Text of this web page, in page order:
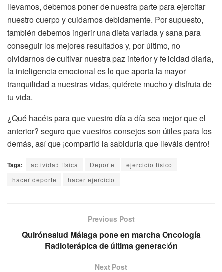
llevamos, debemos poner de nuestra parte para ejercitar
nuestro cuerpo y cuidarnos debidamente. Por supuesto,
también debemos ingerir una dieta variada y sana para
conseguir los mejores resultados y, por último, no
olvidarnos de cultivar nuestra paz interior y felicidad diaria,
la inteligencia emocional es lo que aporta la mayor
tranquilidad a nuestras vidas, quiérete mucho y disfruta de
tu vida.
¿Qué hacéis para que vuestro día a día sea mejor que el
anterior? seguro que vuestros consejos son útiles para los
demás, así que ¡compartid la sabiduría que lleváis dentro!
Tags: actividad física Deporte
ejercicio físico
hacer deporte
hacer ejercicio
Previous Post
Quirónsalud Málaga pone en marcha Oncología
Radioterápica de última generación
Next Post